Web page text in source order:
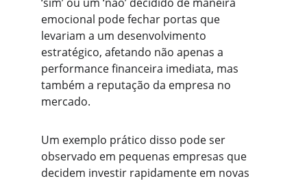
emocional pode fechar portas que
levariam a um desenvolvimento
estratégico, afetando não apenas a
performance financeira imediata, mas
também a reputação da empresa no
mercado.
Um exemplo prático disso pode ser
observado em pequenas empresas que
decidem investir rapidamente em novas